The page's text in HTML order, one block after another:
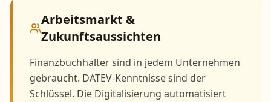
Arbeitsmarkt &
Zukunftsaussichten
Finanzbuchhalter sind in jedem Unternehmen
gebraucht. DATEV-Kenntnisse sind der
Schlüssel. Die Digitalisierung automatisiert